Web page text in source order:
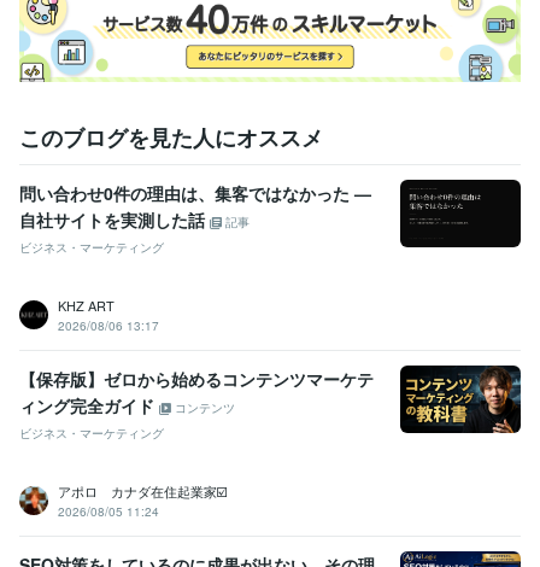
住まい・美容・生活相談 生活固定費の削減
通信/エネルギー事業
学習指導・資格・キャリア相談 営業コンサル
営業コンサル
明海大学 2001年3月 ~ 2005年2月
語学力
中国語 ビジネスレベル
英語
日常会話レベル
このブログを見た人にオススメ
問い合わせ0件の理由は、集客ではなかった —
自社サイトを実測した話
記事
ビジネス・マーケティング
KHZ ART
2026/08/06 13:17
【保存版】ゼロから始めるコンテンツマーケテ
ィング完全ガイド
コンテンツ
ビジネス・マーケティング
アポロ カナダ在住起業家☑️
2026/08/05 11:24